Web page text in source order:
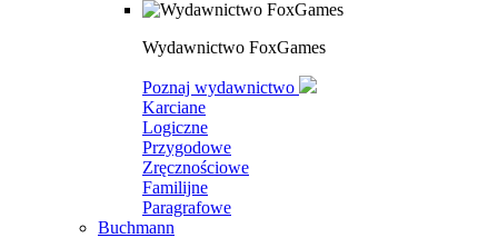
Wydawnictwo FoxGames
Poznaj wydawnictwo
Karciane
Logiczne
Przygodowe
Zręcznościowe
Familijne
Paragrafowe
Buchmann